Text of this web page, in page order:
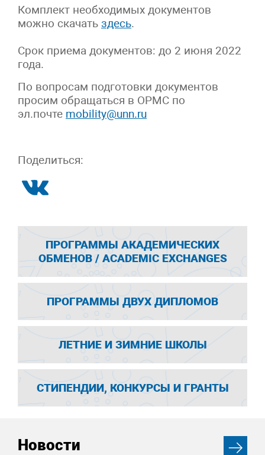
Комплект необходимых документов
можно скачать здесь.
Срок приема документов: до 2 июня 2022
года.
По вопросам подготовки документов
просим обращаться в ОРМС по
эл.почте mobility@unn.ru
Поделиться:
ПРОГРАММЫ АКАДЕМИЧЕСКИХ
ОБМЕНОВ / ACADEMIC EXCHANGES
ПРОГРАММЫ ДВУХ ДИПЛОМОВ
ЛЕТНИЕ И ЗИМНИЕ ШКОЛЫ
СТИПЕНДИИ, КОНКУРСЫ И ГРАНТЫ
Новости